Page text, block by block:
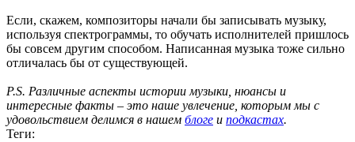
Если, скажем, композиторы начали бы записывать музыку,
используя спектрограммы, то обучать исполнителей пришлось
бы совсем другим способом. Написанная музыка тоже сильно
отличалась бы от существующей.
P.S. Различные аспекты истории музыки, нюансы и
интересные факты – это наше увлечение, которым мы с
удовольствием делимся в нашем блоге и подкастах.
Теги: